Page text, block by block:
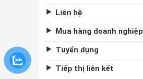
Liên hệ
Mua hàng doanh nghiệp
Tuyển dụng
Tiếp thị liên kết